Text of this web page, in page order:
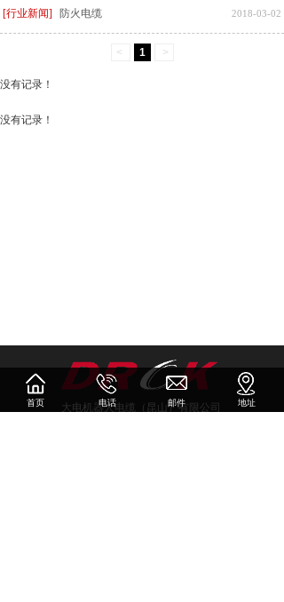
[行业新闻] 防火电缆 2018-03-02
< 1 >
没有记录！
没有记录！
大电机器人电缆（昆山）有限公司
首页 邮件
电话 地址